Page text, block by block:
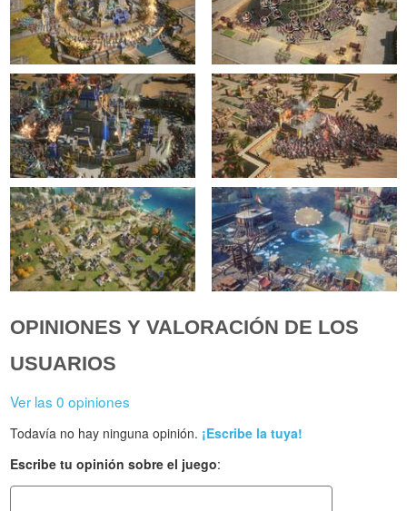
OPINIONES Y VALORACIÓN DE LOS
USUARIOS
Ver las 0 opiniones
Todavía no hay ninguna opinión. ¡Escribe la tuya!
Escribe tu opinión sobre el juego: